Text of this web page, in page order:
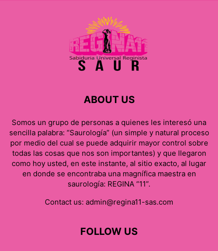
ABOUT US
Somos un grupo de personas a quienes les interesó una
sencilla palabra: “Saurología” (un simple y natural proceso
por medio del cual se puede adquirir mayor control sobre
todas las cosas que nos son importantes) y que llegaron
como hoy usted, en este instante, al sitio exacto, al lugar
en donde se encontraba una magnífica maestra en
saurología: REGINA “11”.
Contact us: admin@regina11-sas.com
FOLLOW US